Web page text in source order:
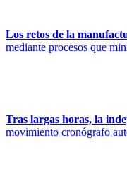
Los retos de la
mediante procesos que
Tras largas horas, la
movimiento cronógrafo